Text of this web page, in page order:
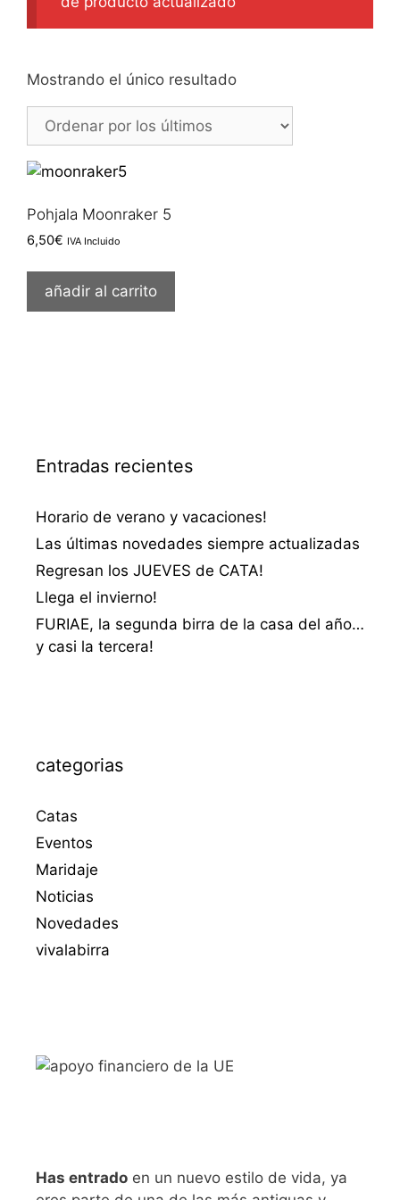
Mostrando el único resultado
Pohjala Moonraker 5
6,50€ IVA Incluido
añadir al carrito
Entradas recientes
Horario de verano y vacaciones!
Las últimas novedades siempre actualizadas
Regresan los JUEVES de CATA!
Llega el invierno!
FURIAE, la segunda birra de la casa del año…
y casi la tercera!
categorias
Catas
Eventos
Maridaje
Noticias
Novedades
vivalabirra
Has entrado en un nuevo estilo de vida, ya